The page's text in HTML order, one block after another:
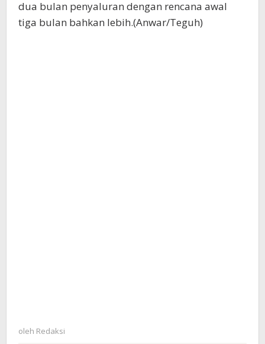
dua bulan penyaluran dengan rencana awal
tiga bulan bahkan lebih.(Anwar/Teguh)
oleh Redaksi